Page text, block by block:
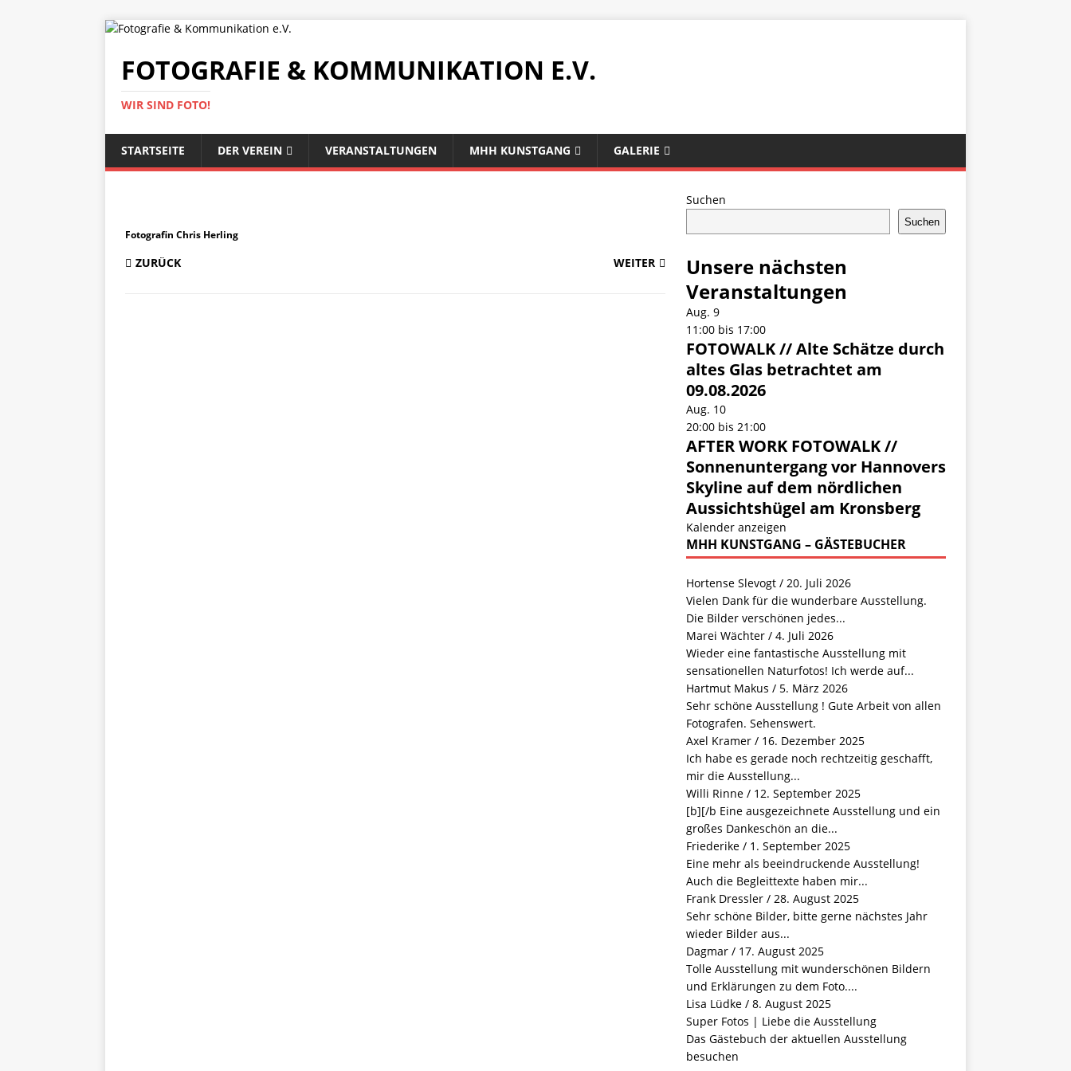
FOTOGRAFIE & KOMMUNIKATION E.V.
WIR SIND FOTO!
STARTSEITE DER VEREIN VERANSTALTUNGEN MHH KUNSTGANG GALERIE
Fotografin Chris Herling
ZURÜCK WEITER
Suchen
Suchen
Unsere nächsten
Veranstaltungen
Aug. 9
11:00bis 17:00
FOTOWALK // Alte Schätze durch
altes Glas betrachtet am
09.08.2026
Aug. 10
20:00bis 21:00
AFTER WORK FOTOWALK //
Sonnenuntergang vor Hannovers
Skyline auf dem nördlichen
Aussichtshügel am Kronsberg
Kalender anzeigen
MHH KUNSTGANG – GÄSTEBUCHER
Hortense Slevogt/ 20. Juli 2026
Vielen Dank für die wunderbare Ausstellung.
Die Bilder verschönen jedes...
Marei Wächter/ 4. Juli 2026
Wieder eine fantastische Ausstellung mit
sensationellen Naturfotos! Ich werde auf...
Hartmut Makus / 5. März 2026
Sehr schöne Ausstellung ! Gute Arbeit von allen
Fotografen. Sehenswert.
Axel Kramer/ 16. Dezember 2025
Ich habe es gerade noch rechtzeitig geschafft,
mir die Ausstellung...
Willi Rinne/ 12. September 2025
[b][/b Eine ausgezeichnete Ausstellung und ein
großes Dankeschön an die...
Friederike/ 1. September 2025
Eine mehr als beeindruckende Ausstellung!
Auch die Begleittexte haben mir...
Frank Dressler/ 28. August 2025
Sehr schöne Bilder, bitte gerne nächstes Jahr
wieder Bilder aus...
Dagmar/ 17. August 2025
Tolle Ausstellung mit wunderschönen Bildern
und Erklärungen zu dem Foto....
Lisa Lüdke/ 8. August 2025
Super Fotos | Liebe die Ausstellung
Das Gästebuch der aktuellen Ausstellung
besuchen